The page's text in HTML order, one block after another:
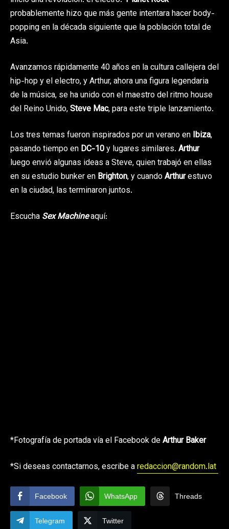
probablemente hizo que más gente intentara hacer body-
popping en la década siguiente que la población total de
Asia.
Avanzamos rápidamente 40 años en la cultura callejera del
hip-hop y el electro, y Arthur, ahora una figura legendaria
de la música, se ha unido con el maestro del ritmo house
del Reino Unido,Steve Mac, para este triple lanzamiento.
Los tres temas fueron inspirados por un verano en Ibiza,
pasando tiempo en DC-10y lugares similares. Arthur
luego envió algunas ideas a Steve, quien trabajó en ellas
en su estudio bunker en Brighton, y cuandoArthurestuvo
en la ciudad, las terminaron juntos.
Escucha Sex Machineaquí:
*Fotografía de portada vía el Facebook deArthur Baker
*Si deseas contactarnos, escribe aredaccion@random.lat
Facebook WhatsApp Threads
Telegram Twitter